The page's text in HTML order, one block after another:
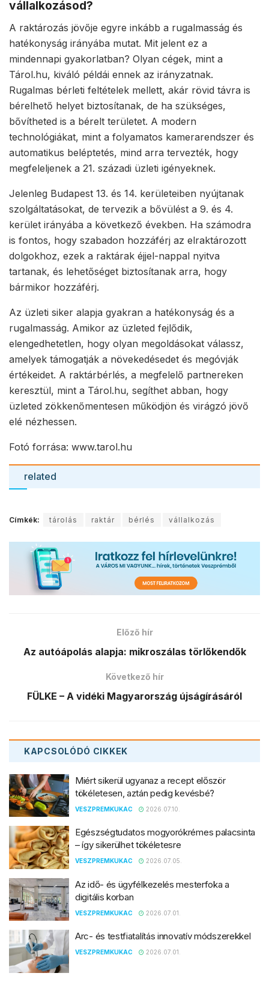
vállalkozásod?
A raktározás jövője egyre inkább a rugalmasság és
hatékonyság irányába mutat. Mit jelent ez a
mindennapi gyakorlatban? Olyan cégek, mint a
Tárol.hu, kiváló példái ennek az irányzatnak.
Rugalmas bérleti feltételek mellett, akár rövid távra is
bérelhető helyet biztosítanak, de ha szükséges,
bővítheted is a bérelt területet. A modern
technológiákat, mint a folyamatos kamerarendszer és
automatikus beléptetés, mind arra tervezték, hogy
megfeleljenek a 21. századi üzleti igényeknek.
Jelenleg Budapest 13. és 14. kerületeiben nyújtanak
szolgáltatásokat, de tervezik a bővülést a 9. és 4.
kerület irányába a következő években. Ha számodra
is fontos, hogy szabadon hozzáférj az elraktározott
dolgokhoz, ezek a raktárak éjjel-nappal nyitva
tartanak, és lehetőséget biztosítanak arra, hogy
bármikor hozzáférj.
Az üzleti siker alapja gyakran a hatékonyság és a
rugalmasság. Amikor az üzleted fejlődik,
elengedhetetlen, hogy olyan megoldásokat válassz,
amelyek támogatják a növekedésedet és megóvják
értékeidet. A raktárbérlés, a megfelelő partnereken
keresztül, mint a Tárol.hu, segíthet abban, hogy
üzleted zökkenőmentesen működjön és virágzó jövő
elé nézhessen.
Fotó forrása: www.tarol.hu
related
Címkék: tárolás raktár bérlés vállalkozás
Előző hír
Az autóápolás alapja: mikroszálas törlőkendők
Következő hír
FÜLKE – A vidéki Magyarország újságírásáról
KAPCSOLÓDÓ CIKKEK
Miért sikerül ugyanaz a recept először
tökéletesen, aztán pedig kevésbé?
VESZPREMKUKAC 2026.07.10.
Egészségtudatos mogyorókrémes palacsinta
– így sikerülhet tökéletesre
VESZPREMKUKAC 2026.07.05.
Az idő- és ügyfélkezelés mesterfoka a
digitális korban
VESZPREMKUKAC 2026.07.01.
Arc- és testfiatalítás innovatív módszerekkel
VESZPREMKUKAC 2026.07.01.